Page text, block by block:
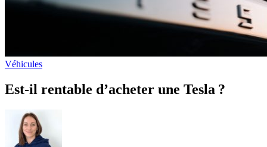
Véhicules
Est-il rentable d’acheter une Tesla ?